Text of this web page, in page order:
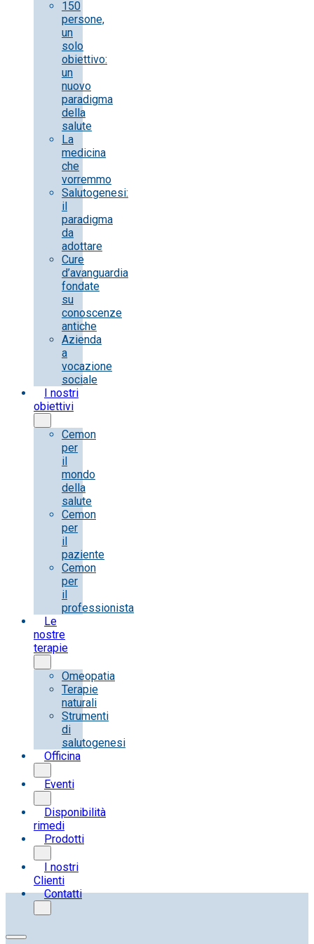
150
persone,
un
solo
obiettivo:
un
nuovo
paradigma
della
salute
La
medicina
che
vorremmo
Salutogenesi:
il
paradigma
da
adottare
Cure
d’avanguardia
fondate
su
conoscenze
antiche
Azienda
a
vocazione
sociale
I nostri
obiettivi
Cemon
per
il
mondo
della
salute
Cemon
per
il
paziente
Cemon
per
il
professionista
Le
nostre
terapie
Omeopatia
Terapie
naturali
Strumenti
di
salutogenesi
Officina
Eventi
Disponibilità
rimedi
Prodotti
I nostri
Clienti
Contatti